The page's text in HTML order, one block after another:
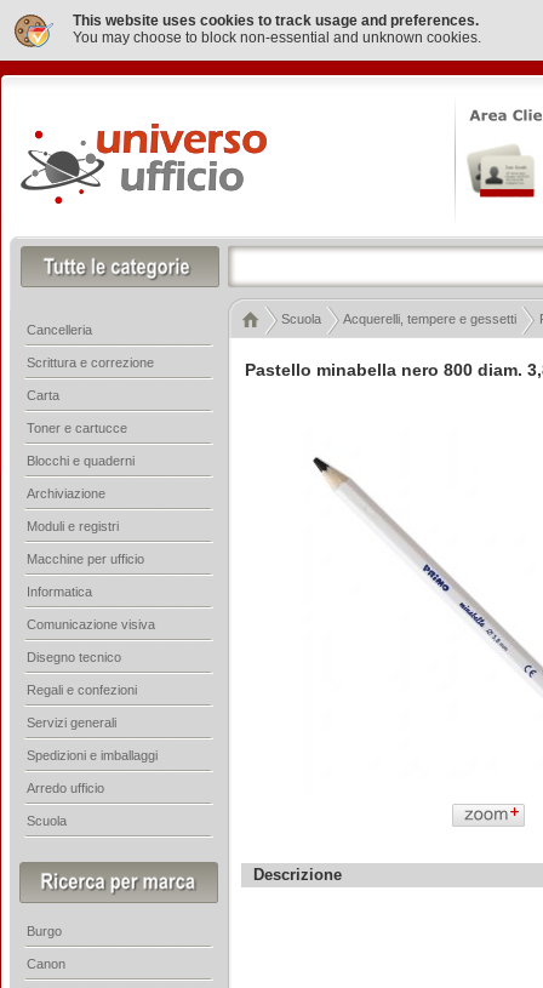
This website uses cookies to track usage and preferences.
You may choose to block non-essential and unknown cookies.
Pastello minabella nero 800 diam.
Descrizione
Scuola Acquerelli, tempere e gessetti
Cancelleria
Scrittura e correzione
Carta
Toner e cartucce
Blocchi e quaderni
Archiviazione
Moduli e registri
Macchine per ufficio
Informatica
Comunicazione visiva
Disegno tecnico
Regali e confezioni
Servizi generali
Spedizioni e imballaggi
Arredo ufficio
Scuola
Burgo
Canon